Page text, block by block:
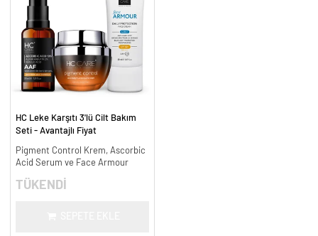
HC Leke Karşıtı 3'lü Cilt Bakım
Seti - Avantajlı Fiyat
Pigment Control Krem, Ascorbic
Acid Serum ve Face Armour
TÜKENDİ